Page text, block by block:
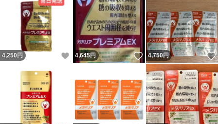
4,250 円 いいね！
4,645円 いいね！
4,750円